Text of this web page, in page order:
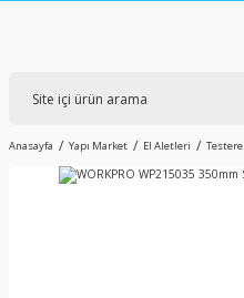
Anasayfa Yapı Market El Aletleri Testere